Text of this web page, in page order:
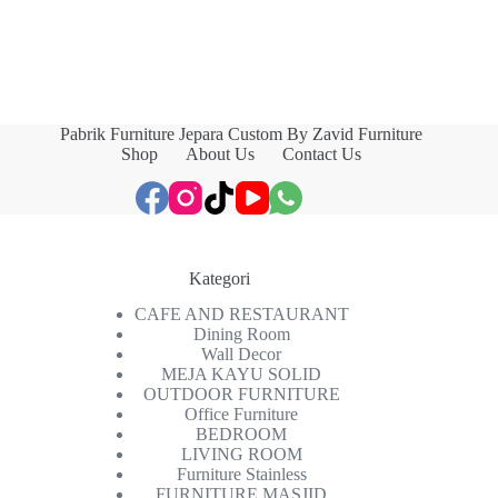
Pabrik Furniture Jepara Custom By Zavid Furniture
Shop
About Us Contact Us
Kategori
CAFE AND RESTAURANT
Dining Room
Wall Decor
MEJA KAYU SOLID
OUTDOOR FURNITURE
Office Furniture
BEDROOM
LIVING ROOM
Furniture Stainless